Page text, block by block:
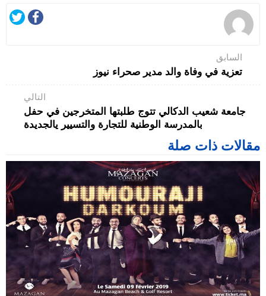
السابق
تعزية في وفاة والد مدير صحراء نيوز
التالي
جامعة شعيب الدكالي تتوج طلبتها المتخرجين في حفل
بالمدرسة الوطنية للتجارة والتسيير يالجديدة
مقالات ذات صلة